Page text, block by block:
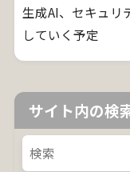
生成AI、セキュリ
していく予定
サイト内の検